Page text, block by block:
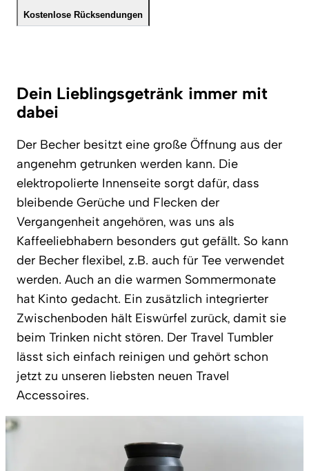
Kostenlose Rücksendungen
Dein Lieblingsgetränk immer mit
dabei
Der Becher besitzt eine große Öffnung aus der
angenehm getrunken werden kann. Die
elektropolierte Innenseite sorgt dafür, dass
bleibende Gerüche und Flecken der
Vergangenheit angehören, was uns als
Kaffeeliebhabern besonders gut gefällt. So kann
der Becher flexibel, z.B. auch für Tee verwendet
werden. Auch an die warmen Sommermonate
hat Kinto gedacht. Ein zusätzlich integrierter
Zwischenboden hält Eiswürfel zurück, damit sie
beim Trinken nicht stören. Der Travel Tumbler
lässt sich einfach reinigen und gehört schon
jetzt zu unseren liebsten neuen Travel
Accessoires.